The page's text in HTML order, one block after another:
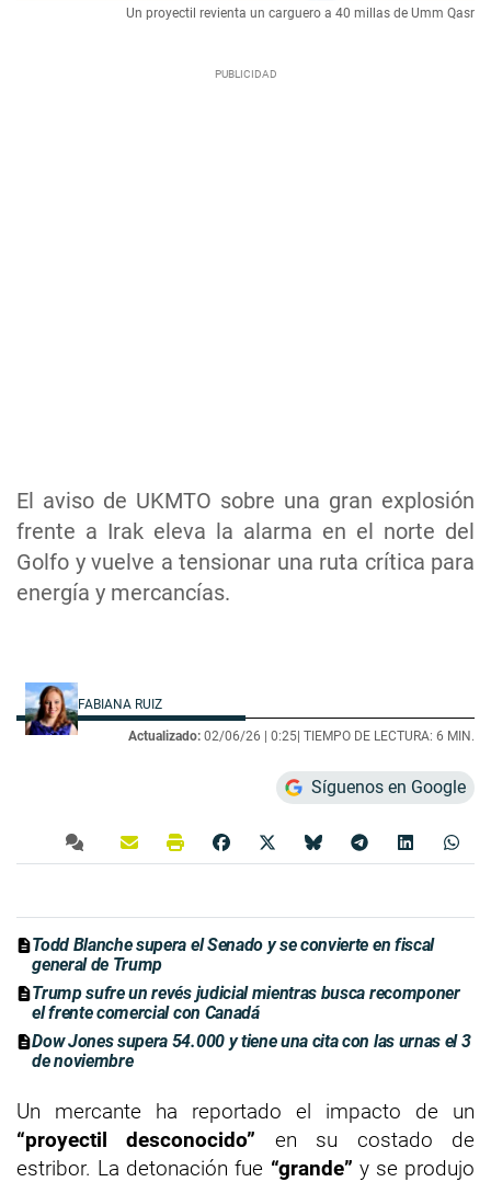
El aviso de UKMTO sobre una gran explosión
frente a Irak eleva la alarma en el norte del
Golfo y vuelve a tensionar una ruta crítica para
energía y mercancías.
Un proyectil revienta un carguero a 40 millas de Umm Qasr
FABIANA RUIZ
Actualizado: 02/06/26 | 0:25| TIEMPO DE LECTURA: 6 MIN.
Síguenos en Google
Todd Blanche supera el Senado y se convierte en fiscal
general de Trump
Trump sufre un revés judicial mientras busca recomponer
el frente comercial con Canadá
Dow Jones supera 54.000 y tiene una cita con las urnas el 3
de noviembre
Un mercante ha reportado el impacto de un
“proyectil desconocido” en su costado de
estribor. La detonación fue “grande” y se produjo